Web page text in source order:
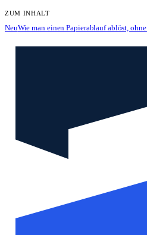
ZUM INHALT
NeuWie man einen Papierablauf ablöst,